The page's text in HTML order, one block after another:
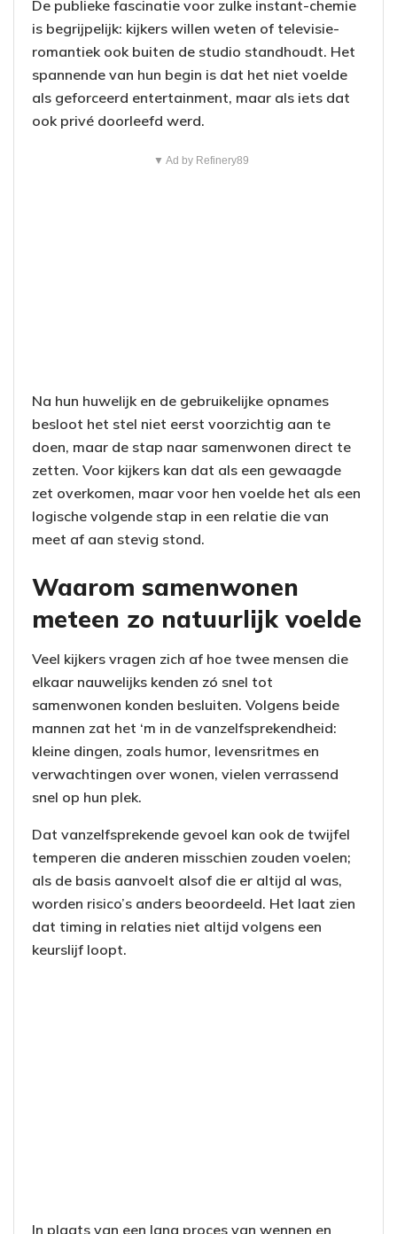
De publieke fascinatie voor zulke instant-chemie
is begrijpelijk: kijkers willen weten of televisie-
romantiek ook buiten de studio standhoudt. Het
spannende van hun begin is dat het niet voelde
als geforceerd entertainment, maar als iets dat
ook privé doorleefd werd.
▼ Ad by Refinery89
Na hun huwelijk en de gebruikelijke opnames
besloot het stel niet eerst voorzichtig aan te
doen, maar de stap naar samenwonen direct te
zetten. Voor kijkers kan dat als een gewaagde
zet overkomen, maar voor hen voelde het als een
logische volgende stap in een relatie die van
meet af aan stevig stond.
Waarom samenwonen
meteen zo natuurlijk voelde
Veel kijkers vragen zich af hoe twee mensen die
elkaar nauwelijks kenden zó snel tot
samenwonen konden besluiten. Volgens beide
mannen zat het ‘m in de vanzelfsprekendheid:
kleine dingen, zoals humor, levensritmes en
verwachtingen over wonen, vielen verrassend
snel op hun plek.
Dat vanzelfsprekende gevoel kan ook de twijfel
temperen die anderen misschien zouden voelen;
als de basis aanvoelt alsof die er altijd al was,
worden risico’s anders beoordeeld. Het laat zien
dat timing in relaties niet altijd volgens een
keurslijf loopt.
In plaats van een lang proces van wennen en